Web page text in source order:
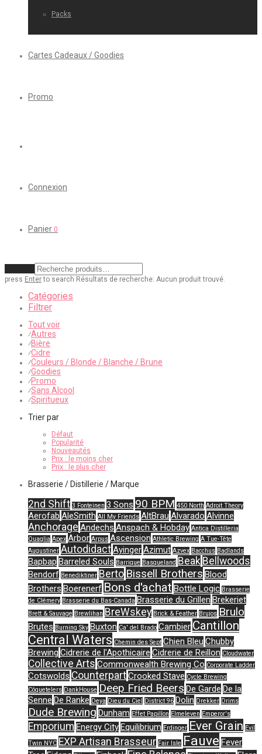
Packs
Cartes Cadeaux / Goodies
Promo
Connexion
Panier 0
press Enterto search Résultats de recherche: Aucun produit trouvé.
Catégories
Filtrer
Tout voir
⁄Autres
⁄Bière
⁄Cidre
⁄Couleurs / Blonde / Blanche / Brune
⁄Goodies
⁄Promo
⁄Sans Alcool
⁄Spiritueux
Trier par
Défaut
Popularité
Nouveautés
Prix : le moins cher
Prix : le plus cher
Brasserie / Distillerie / Marque
2nd Shift 3 Fonteinen 3 Sons 90 BPM 450 North Adroit Theory
Aerofab AleSmith All My Friends AltBrau Alvarado Alvinne
Anchorage Andechs Anspach & Hobday Antica Distilleria
Quaglia Apex Arbor Arpus Ascension Athletic Brewing A Tue-Tête
Augustiner AutodidactAyingerAzimut Azvex Bacchus Badlands
Bapbap Barreled Souls Barrique Basqueland Beak Bellwoods
Bendorf Benediktiner Berto Bissell Brothers Blood
Brothers Boerenerf Bons d'achat Bottle Logic Brasserie
de Clémery Brasserie du Bas-Canada Brasserie du Grillen Brekeriet
Brett & Sauvage Brewlihan BreWskey Brick & Feather Brujos Brulo
Brutes Burning Sky Buxton Ca' del Brado Cambier Cantillon
Central Waters Chemin des Sept Chien Bleu Chubby
Brewing Cidrerie de l'Apothicaire Cidrerie de Reillon Cloudwater
Collective Arts Commonwealth Brewing Co Corporate Ladder
Cotswolds CounterpartCrooked Stave Cycle Brewing
Côquetelers DankHouse Deep Fried Beers De Garde De la
Senne De Ranke Deya Dieu du Ciel District 96 Dolin Drekker Drims
Dude Brewing Dunham Effet Papillon Elmeleven Emperor's
Emporium Energy CityEquilibrium Erdinger Ever Grain Evil
Twin NYC EXP Artisan Brasseur Fair Isle Fauve Fever